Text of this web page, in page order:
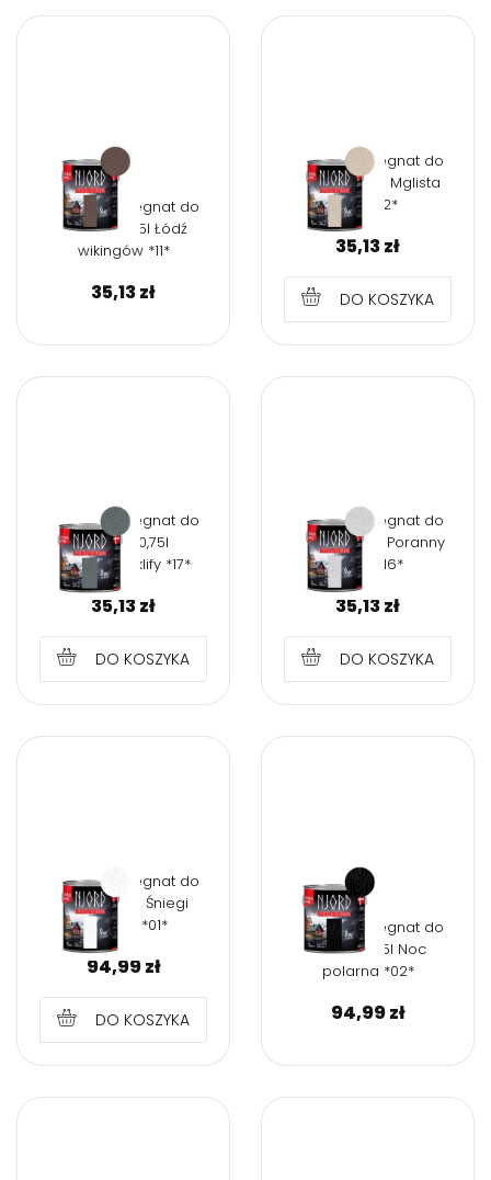
NJORD Impregnat do
drewna 0,75l Łódź
wikingów *11*
35,13zł
NJORD Impregnat do
drewna 0,75l Mglista
łąka *12*
35,13zł
DO KOSZYKA
NJORD Impregnat do
drewna 0,75l
Norweskie klify *17*
35,13zł
DO KOSZYKA
NJORD Impregnat do
drewna 0,75l Poranny
szron *16*
35,13zł
DO KOSZYKA
NJORD Impregnat do
drewna 2,5l Śniegi
północy *01*
94,99zł
DO KOSZYKA
NJORD Impregnat do
drewna 2,5l Noc
polarna *02*
94,99zł